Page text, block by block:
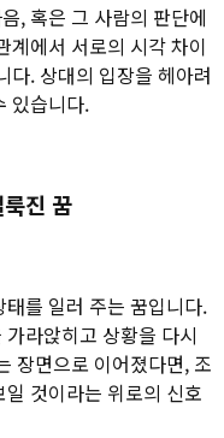
, 혹은 그 사람의 판단에
계에서 서로의 시각 차이
다. 상대의 입장을 헤아려
있습니다.
진 꿈
를 일러 주는 꿈입니다.
라앉히고 상황을 다시
장면으로 이어졌다면, 조
것이라는 위로의 신호